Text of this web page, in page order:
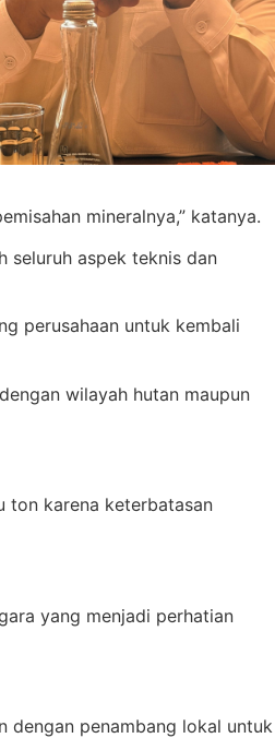
mineralnya,” katanya.
seluruh aspek teknis dan
perusahaan untuk kembali
wilayah hutan maupun
ton karena keterbatasan
yang menjadi perhatian
dengan penambang lokal untuk